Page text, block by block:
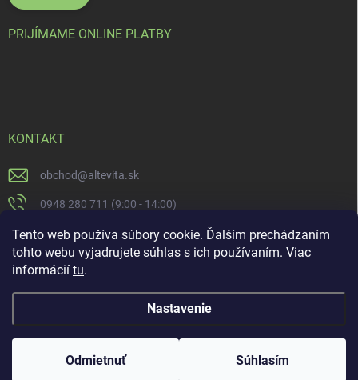
Tento web používa súbory cookie. Ďalším prechádzaním
tohto webu vyjadrujete súhlas s ich používaním. Viac
informácií tu.
Nastavenie
Odmietnuť Súhlasím
PRIJÍMAME ONLINE PLATBY
KONTAKT
obchod@altevita.sk
0948 280 711 (9:00 - 14:00)
Altevita.sk
altevita
Copyright 2026Altevita.sk - life - health - beauty. Všetky práva vyhradené.
Upraviť nastavenie cookies